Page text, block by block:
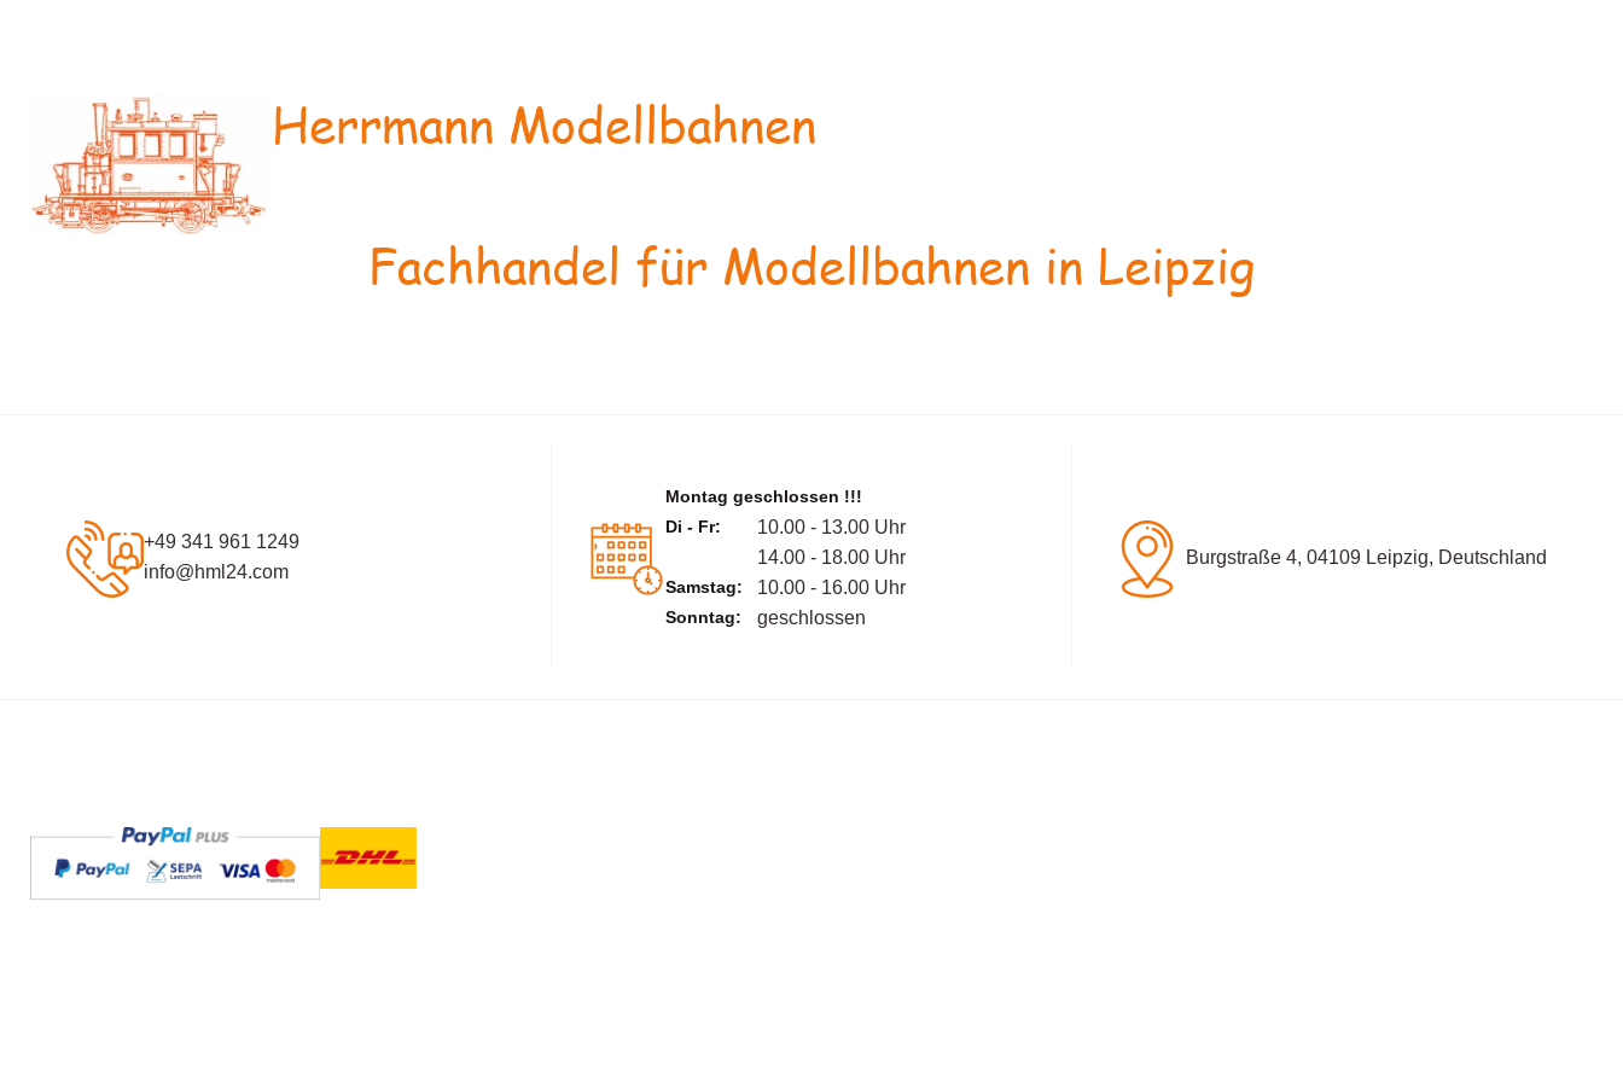
Herrmann Modellbahnen
Fachhandel für Modellbahnen in Leipzig
+49 341 961 1249
info@hml24.com
Montag geschlossen !!!
Di - Fr:
10.00 - 13.00 Uhr
14.00 - 18.00 Uhr
Samstag: 10.00 - 16.00 Uhr
Sonntag: geschlossen
Burgstraße 4, 04109 Leipzig, Deutschland